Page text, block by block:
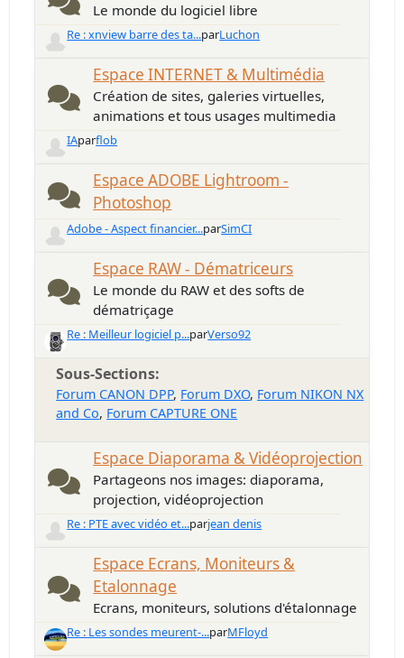
Le monde du logiciel libre
Re : xnview barre des ta...parLuchon
Espace INTERNET & Multimédia
Création de sites, galeries virtuelles,
animations et tous usages multimedia
IAparflob
Espace ADOBE Lightroom -
Photoshop
Adobe - Aspect financier...parSimCI
Espace RAW - Dématriceurs
Le monde du RAW et des softs de
dématriçage
Re : Meilleur logiciel p...parVerso92
Sous-Sections
Forum CANON DPP Forum DXO Forum NIKON NX
and Co Forum CAPTURE ONE
Espace Diaporama & Vidéoprojection
Partageons nos images: diaporama,
projection, vidéoprojection
Re : PTE avec vidéo et...parjean denis
Espace Ecrans, Moniteurs &
Etalonnage
Ecrans, moniteurs, solutions d'étalonnage
Re : Les sondes meurent-...parMFloyd